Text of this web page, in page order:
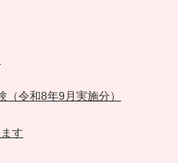
令和8年9月実施分）
す